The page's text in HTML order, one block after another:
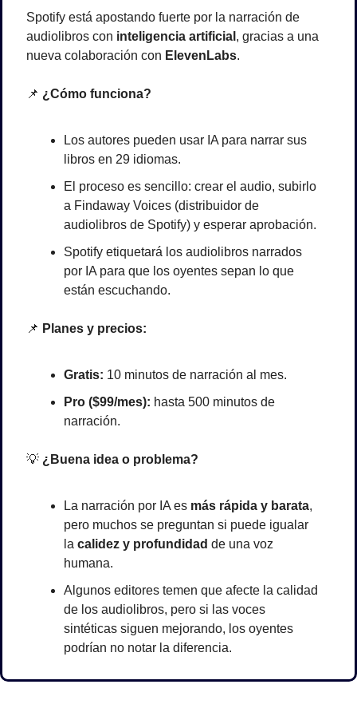
Spotify está apostando fuerte por la narración de
audiolibros con inteligencia artificial , gracias a una
nueva colaboración con ElevenLabs.
📌 ¿Cómo funciona?
Los autores pueden usar IA para narrar sus
libros en 29 idiomas.
El proceso es sencillo: crear el audio, subirlo
a Findaway Voices (distribuidor de
audiolibros de Spotify) y esperar aprobación.
Spotify etiquetará los audiolibros narrados
por IA para que los oyentes sepan lo que
están escuchando.
📌 Planes y precios:
Gratis: 10 minutos de narración al mes.
Pro ($99/mes): hasta 500 minutos de
narración.
💡 ¿Buena idea o problema?
La narración por IA es más rápida y barata,
pero muchos se preguntan si puede igualar
la calidez y profundidad de una voz
humana.
Algunos editores temen que afecte la calidad
de los audiolibros, pero si las voces
sintéticas siguen mejorando, los oyentes
podrían no notar la diferencia.